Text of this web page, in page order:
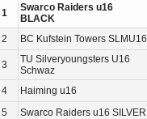
1
Swarco Raiders u16
BLACK
2 BC Kufstein Towers SLMU16
3
TU Silveryoungsters U16
Schwaz
4 Haiming u16
5
Swarco Raiders u16 SILVER